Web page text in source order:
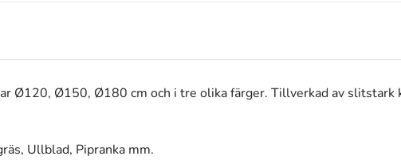
Ø120, Ø150, Ø180 cm och i tre olika färger. Tillverkad av
Ullblad, Pipranka mm.